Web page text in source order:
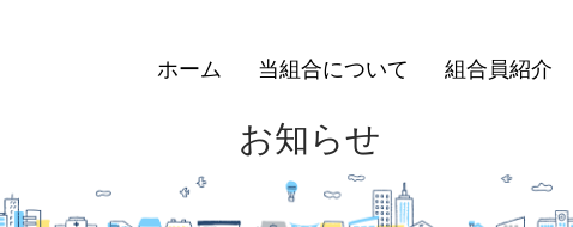
ホーム 当組合について 組合員紹介
お知らせ